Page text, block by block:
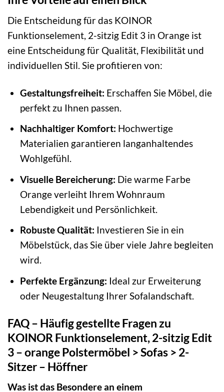
Die Entscheidung für das KOINOR
Funktionselement, 2-sitzig Edit 3 in Orange ist
eine Entscheidung für Qualität, Flexibilität und
individuellen Stil. Sie profitieren von:
Gestaltungsfreiheit: Erschaffen Sie Möbel, die
perfekt zu Ihnen passen.
Nachhaltiger Komfort: Hochwertige
Materialien garantieren langanhaltendes
Wohlgefühl.
Visuelle Bereicherung: Die warme Farbe
Orange verleiht Ihrem Wohnraum
Lebendigkeit und Persönlichkeit.
Robuste Qualität: Investieren Sie in ein
Möbelstück, das Sie über viele Jahre begleiten
wird.
Perfekte Ergänzung: Ideal zur Erweiterung
oder Neugestaltung Ihrer Sofalandschaft.
FAQ – Häufig gestellte Fragen zu
KOINOR Funktionselement, 2-sitzig Edit
3 – orange Polstermöbel > Sofas > 2-
Sitzer – Höffner
Was ist das Besondere an einem